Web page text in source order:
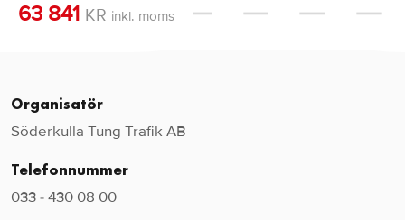
63 841 KR inkl. moms
Organisatör
Söderkulla Tung Trafik AB
Telefonnummer
033 - 430 08 00